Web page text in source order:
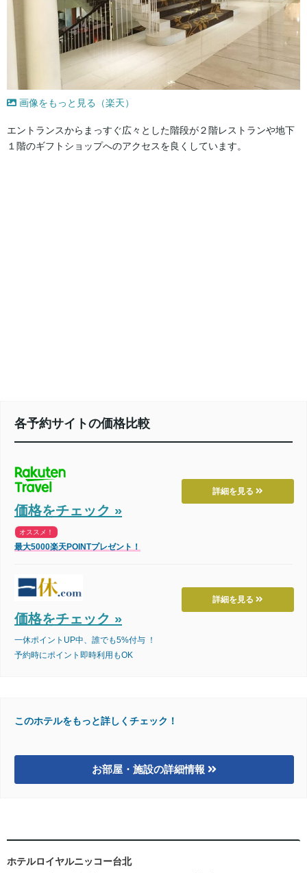
画像をもっと見る（楽天）
エントランスからまっすぐ広々とした階段が２階レストランや地下
１階のギフトショップへのアクセスを良くしています。
各予約サイトの価格比較
詳細を見る
価格をチェック »
オススメ！
最大5000楽天POINTプレゼント！
詳細を見る
価格をチェック »
一休ポイントUP中、誰でも5%付与 ！
予約時にポイント即時利用もOK
このホテルをもっと詳しくチェック！
お部屋・施設の詳細情報
ホテルロイヤルニッコー台北